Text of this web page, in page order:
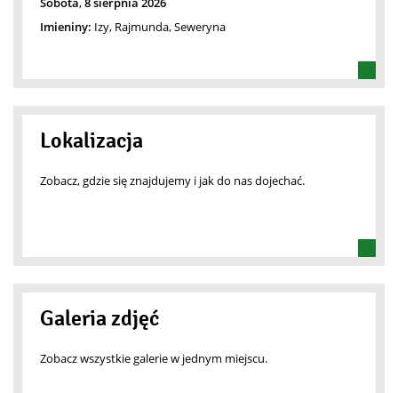
Imieniny: Izy, Rajmunda, Seweryna
Lokalizacja
Zobacz, gdzie się znajdujemy i jak do nas dojechać.
Galeria zdjęć
Zobacz wszystkie galerie w jednym miejscu.